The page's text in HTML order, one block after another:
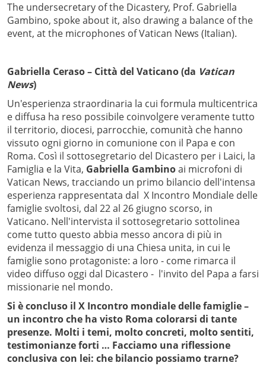
The undersecretary of the Dicastery, Prof. Gabriella
Gambino, spoke about it, also drawing a balance of the
event, at the microphones of Vatican News (Italian).
Gabriella Ceraso – Città del Vaticano (da Vatican
News)
Un'esperienza straordinaria la cui formula multicentrica
e diffusa ha reso possibile coinvolgere veramente tutto
il territorio, diocesi, parrocchie, comunità che hanno
vissuto ogni giorno in comunione con il Papa e con
Roma. Così il sottosegretario del Dicastero per i Laici, la
Famiglia e la Vita, Gabriella Gambinoai microfoni di
Vatican News, tracciando un primo bilancio dell'intensa
esperienza rappresentata dal X Incontro Mondiale delle
famiglie svoltosi, dal 22 al 26 giugno scorso, in
Vaticano. Nell'intervista il sottosegretario sottolinea
come tutto questo abbia messo ancora di più in
evidenza il messaggio di una Chiesa unita, in cui le
famiglie sono protagoniste: a loro - come rimarca il
video diffuso oggi dal Dicastero - l'invito del Papa a farsi
missionarie nel mondo.
Si è concluso il X Incontro mondiale delle famiglie –
un incontro che ha visto Roma colorarsi di tante
presenze. Molti i temi, molto concreti, molto sentiti,
testimonianze forti … Facciamo una riflessione
conclusiva con lei: che bilancio possiamo trarne?